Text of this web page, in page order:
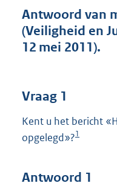
Antwoord van
(Veiligheid en
12 mei 2011).
Vraag 1
Kent u het bericht
opgelegd»?1
Antwoord 1